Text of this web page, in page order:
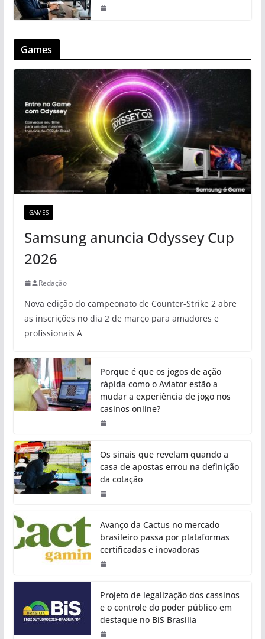
Games
GAMES
Samsung anuncia Odyssey Cup
2026
Redação
Nova edição do campeonato de Counter-Strike 2 abre
as inscrições no dia 2 de março para amadores e
profissionais A
Porque é que os jogos de ação
rápida como o Aviator estão a
mudar a experiência de jogo nos
casinos online?
Os sinais que revelam quando a
casa de apostas errou na definição
da cotação
Avanço da Cactus no mercado
brasileiro passa por plataformas
certificadas e inovadoras
Projeto de legalização dos cassinos
e o controle do poder público em
destaque no BiS Brasília